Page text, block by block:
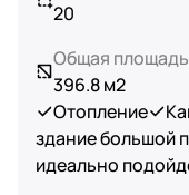
20
Общая площадь
396.8 м2
Отопление
здание большой
идеально